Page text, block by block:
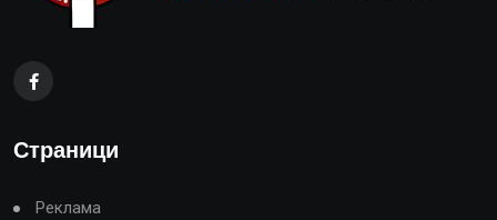
Страници
Реклама